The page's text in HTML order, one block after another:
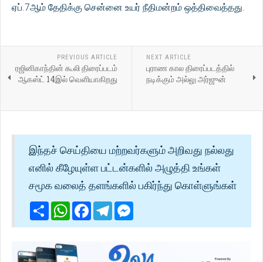
ஏப்.7ஆம் தேதிக்கு சென்னை உயர் நீதிமன்றம் ஒத்திவைத்தது.
PREVIOUS ARTICLE
ரஜினிகாந்தின் கூலி திரைப்படம்
ஆகஸ்ட் 14இல் வெளியாகிறது
NEXT ARTICLE
புராண கால திரைப்படத்தில்
நடிக்கும் அல்லு அர்ஜுன்
இந்தச் செய்தியை மற்றவர்களும் அறிவது நல்லது
எனில் கீழேயுள்ள பட்டன்களில் அழுத்தி உங்கள்
சமூக வலைத் தளங்களில் பகிர்ந்து கொள்ளுங்கள்
ShareWhatsApp
Facebook
Telegram